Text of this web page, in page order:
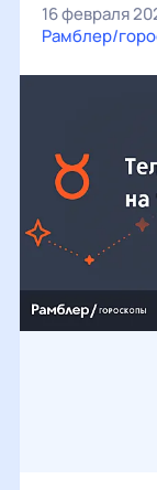
16 февраля
Рамблер/